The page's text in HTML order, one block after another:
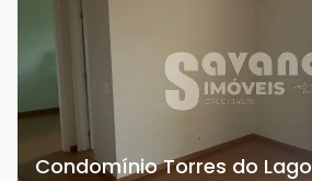
Condomínio Torres do Lago